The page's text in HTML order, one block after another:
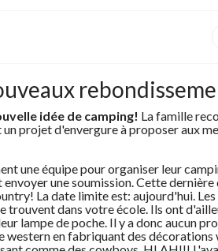
idée de camping! La famille
projet d'envergure à proposer aux
une équipe pour organiser leur
une soumission. Cette
La date limite est: aujourd'hui.
trouvent dans votre école. Ils ont
lampe de poche. Il y a donc aucun
en fabriquant des décorations